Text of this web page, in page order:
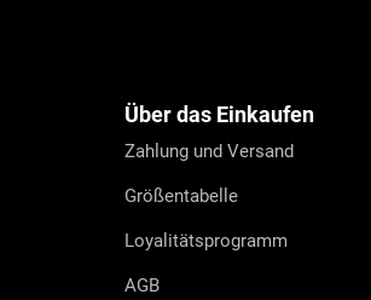
Über das Einkaufen
Zahlung und Versand
Größentabelle
Loyalitätsprogramm
AGB